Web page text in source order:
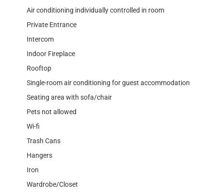
Air conditioning individually controlled in room
Private Entrance
Intercom
Indoor Fireplace
Rooftop
Single-room air conditioning for guest accommodation
Seating area with sofa/chair
Pets not allowed
Wi-fi
Trash Cans
Hangers
Iron
Wardrobe/Closet